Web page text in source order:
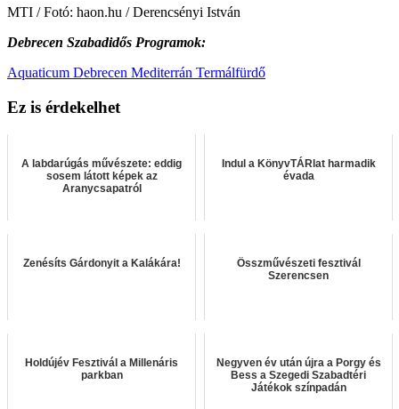
MTI / Fotó: haon.hu / Derencsényi István
Debrecen Szabadidős Programok:
Aquaticum Debrecen Mediterrán Termálfürdő
Ez is érdekelhet
A labdarúgás művészete: eddig
sosem látott képek az
Aranycsapatról
Indul a KönyvTÁRlat harmadik
évada
Zenésíts Gárdonyit a Kalákára!
Összművészeti fesztivál
Szerencsen
Holdújév Fesztivál a Millenáris
parkban
Negyven év után újra a Porgy és
Bess a Szegedi Szabadtéri
Játékok színpadán